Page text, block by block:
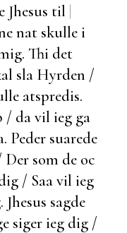
Jhesus til |
nat skulle i
Thi det
sla Hyrden /
atspredis.
/ da vil ieg ga
Peder suarede
som de oc
/ Saa vil ieg
sagde
siger ieg dig /